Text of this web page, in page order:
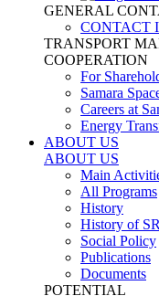
GENERAL
CONTACT
TRANSPORT
COOPERATION
For
Samara
Careers at
Energy
ABOUT US
ABOUT US
Main
All Programs
History
History of
Social Policy
Publications
Documents
POTENTIAL